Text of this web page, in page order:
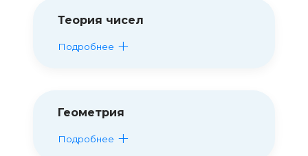
Теория чисел
Подробнее
Геометрия
Подробнее